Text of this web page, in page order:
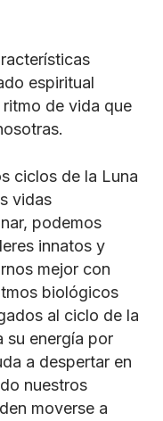
espiritual
de vida que
ciclos de la Luna
vidas
podemos
innatos y
mejor con
biológicos
al ciclo de la
su energía por
a despertar en
nuestros
moverse a